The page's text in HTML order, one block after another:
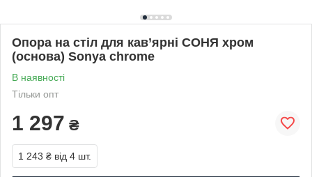
Опора на стіл для кав’ярні СОНЯ хром
(основа) Sonya chrome
В наявності
Тільки опт
1 297 ₴
1 243 ₴ від 4 шт.